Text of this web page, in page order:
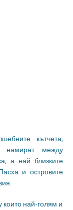
кътчета,
между
а най близките
и островите
най-голям и